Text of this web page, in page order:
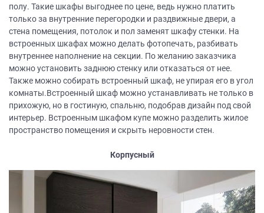
полу. Такие шкафы выгоднее по цене, ведь нужно платить
только за внутренние перегородки и раздвижные двери, а
стена помещения, потолок и пол заменят шкафу стенки. На
встроенных шкафах можно делать фотопечать, разбивать
внутреннее наполнение на секции. По желанию заказчика
можно установить заднюю стенку или отказаться от нее.
Также можно собирать встроенный шкаф, не упирая его в угол
комнаты.Встроенный шкаф можно устанавливать не только в
прихожую, но в гостиную, спальню, подобрав дизайн под свой
интерьер. Встроенным шкафом купе можно разделить жилое
пространство помещения и скрыть неровности стен.
Корпусный